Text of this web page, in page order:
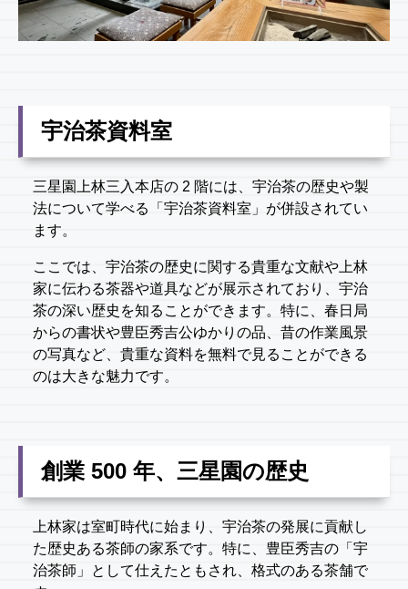
宇治茶資料室
三星園上林三入本店の 2 階には、宇治茶の歴史や製
法について学べる「宇治茶資料室」が併設されてい
ます。
ここでは、宇治茶の歴史に関する貴重な文献や上林
家に伝わる茶器や道具などが展示されており、宇治
茶の深い歴史を知ることができます。特に、春日局
からの書状や豊臣秀吉公ゆかりの品、昔の作業風景
の写真など、貴重な資料を無料で見ることができる
のは大きな魅力です。
創業 500 年、三星園の歴史
上林家は室町時代に始まり、宇治茶の発展に貢献し
た歴史ある茶師の家系です。特に、豊臣秀吉の「宇
治茶師」として仕えたともされ、格式のある茶舗で